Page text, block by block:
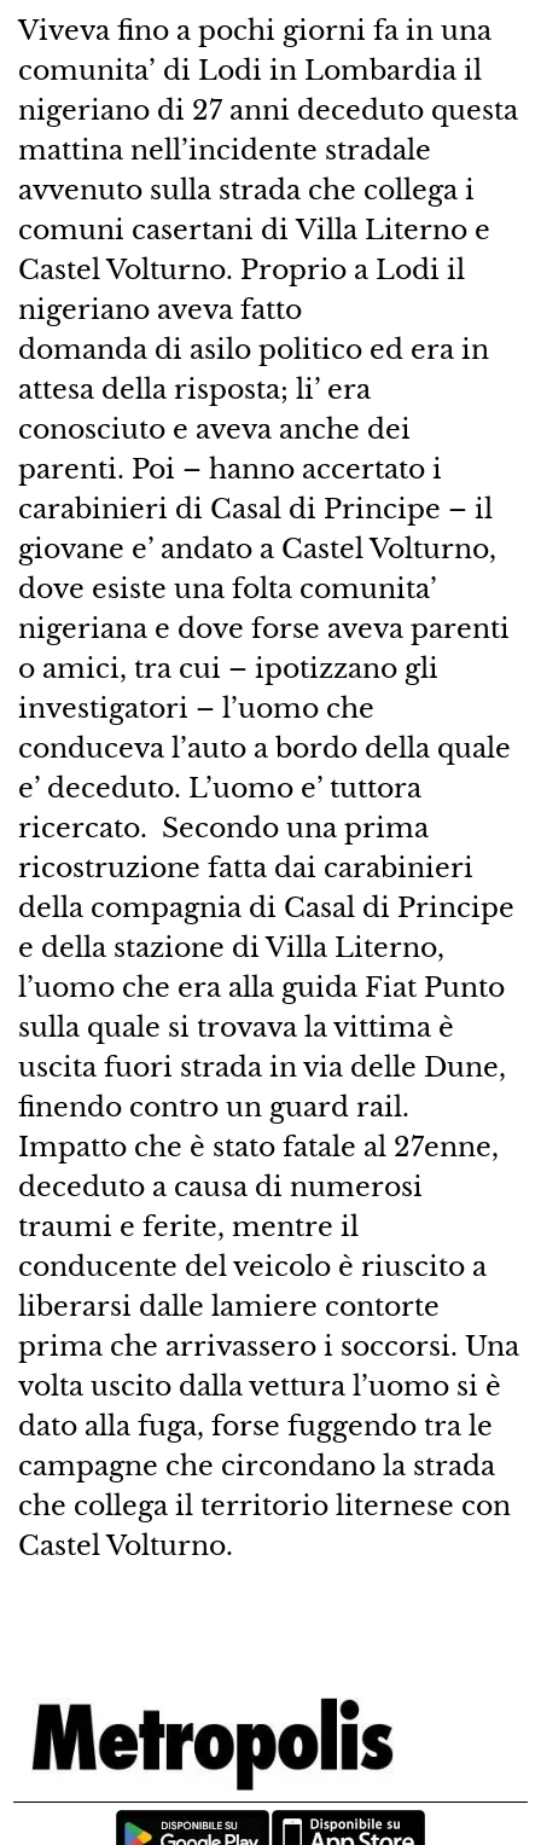
Viveva fino a pochi giorni fa in una
comunita’ di Lodi in Lombardia il
nigeriano di 27 anni deceduto questa
mattina nell’incidente stradale
avvenuto sulla strada che collega i
comuni casertani di Villa Literno e
Castel Volturno. Proprio a Lodi il
nigeriano aveva fatto
domanda di asilo politico ed era in
attesa della risposta; li’ era
conosciuto e aveva anche dei
parenti. Poi – hanno accertato i
carabinieri di Casal di Principe – il
giovane e’ andato a Castel Volturno,
dove esiste una folta comunita’
nigeriana e dove forse aveva parenti
o amici, tra cui – ipotizzano gli
investigatori – l’uomo che
conduceva l’auto a bordo della quale
e’ deceduto. L’uomo e’ tuttora
ricercato. Secondo una prima
ricostruzione fatta dai carabinieri
della compagnia di Casal di Principe
e della stazione di Villa Literno,
l’uomo che era alla guida Fiat Punto
sulla quale si trovava la vittima è
uscita fuori strada in via delle Dune,
finendo contro un guard rail.
Impatto che è stato fatale al 27enne,
deceduto a causa di numerosi
traumi e ferite, mentre il
conducente del veicolo è riuscito a
liberarsi dalle lamiere contorte
prima che arrivassero i soccorsi. Una
volta uscito dalla vettura l’uomo si è
dato alla fuga, forse fuggendo tra le
campagne che circondano la strada
che collega il territorio liternese con
Castel Volturno.